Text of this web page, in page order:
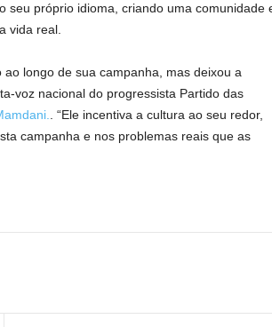
seu próprio idioma, criando uma comunidade
vida real.
longo de sua campanha, mas deixou a
voz nacional do progressista Partido das
. “Ele incentiva a cultura ao seu redor,
campanha e nos problemas reais que as